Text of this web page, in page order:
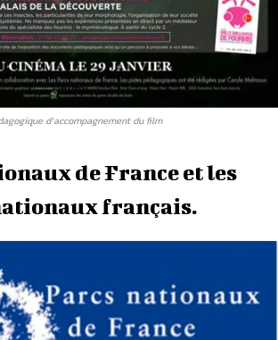
d’accompagnement du film
de France et les
français.